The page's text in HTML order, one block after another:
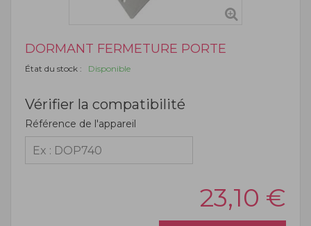
DORMANT FERMETURE PORTE
État du stock : Disponible
Vérifier la compatibilité
Référence de l'appareil
23,10 €